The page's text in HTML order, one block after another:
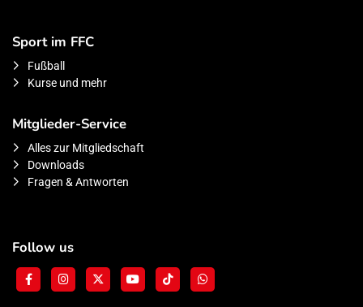
Sport im FFC
Fußball
Kurse und mehr
Mitglieder-Service
Alles zur Mitgliedschaft
Downloads
Fragen & Antworten
Follow us